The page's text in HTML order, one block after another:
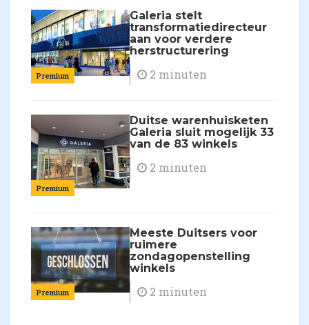
in het buitenland willen expanderen.
Nieuws over Nederlandse retailers die de
Duitse grens overgaan vind je op deze
pagina.
Premium
Galeria stelt
transformatiedirecteur
aan voor verdere
herstructurering
2 minuten
Premium
Duitse warenhuisketen
Galeria sluit mogelijk 33
van de 83 winkels
2 minuten
Premium
Meeste Duitsers voor
ruimere
zondagopenstelling
winkels
2 minuten